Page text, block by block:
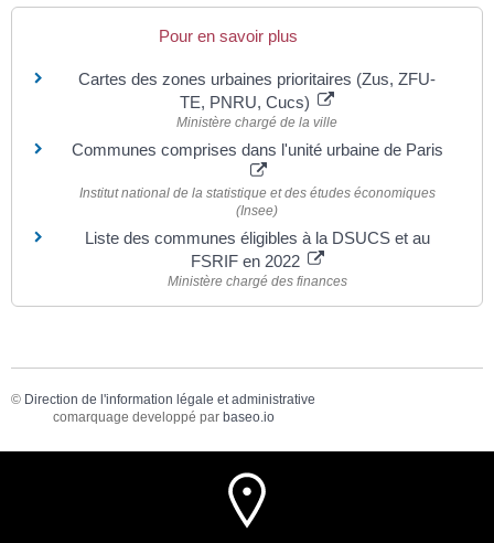
Pour en savoir plus
Cartes des zones urbaines prioritaires (Zus, ZFU-
TE, PNRU, Cucs)
Ministère chargé de la ville
Communes comprises dans l'unité urbaine de Paris
Institut national de la statistique et des études économiques
(Insee)
Liste des communes éligibles à la DSUCS et au
FSRIF en 2022
Ministère chargé des finances
© Direction de l'information légale et administrative
comarquage developpé par baseo.io